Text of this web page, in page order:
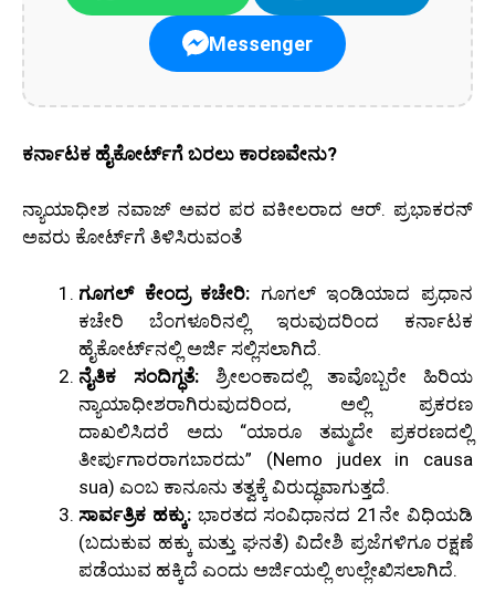
Messenger
ಕರ್ನಾಟಕ ಹೈಕೋರ್ಟ್‌ಗೆ ಬರಲು ಕಾರಣವೇನು?
ನ್ಯಾಯಾಧೀಶ ನವಾಜ್ ಅವರ ಪರ ವಕೀಲರಾದ ಆರ್. ಪ್ರಭಾಕರನ್
ಅವರು ಕೋರ್ಟ್‌ಗೆ ತಿಳಿಸಿರುವಂತೆ
ಗೂಗಲ್ ಕೇಂದ್ರ ಕಚೇರಿ: ಗೂಗಲ್ ಇಂಡಿಯಾದ ಪ್ರಧಾನ
ಕಚೇರಿ ಬೆಂಗಳೂರಿನಲ್ಲಿ ಇರುವುದರಿಂದ ಕರ್ನಾಟಕ
ಹೈಕೋರ್ಟ್‌ನಲ್ಲಿ ಅರ್ಜಿ ಸಲ್ಲಿಸಲಾಗಿದೆ.
ನೈತಿಕ ಸಂದಿಗ್ಧತೆ:ಶ್ರೀಲಂಕಾದಲ್ಲಿ ತಾವೊಬ್ಬರೇ ಹಿರಿಯ
ನ್ಯಾಯಾಧೀಶರಾಗಿರುವುದರಿಂದ, ಅಲ್ಲಿ ಪ್ರಕರಣ
ದಾಖಲಿಸಿದರೆ ಅದು “ಯಾರೂ ತಮ್ಮದೇ ಪ್ರಕರಣದಲ್ಲಿ
ತೀರ್ಪುಗಾರರಾಗಬಾರದು” (Nemo judex in causa
sua) ಎಂಬ ಕಾನೂನು ತತ್ವಕ್ಕೆ ವಿರುದ್ಧವಾಗುತ್ತದೆ.
ಸಾರ್ವತ್ರಿಕ ಹಕ್ಕು:ಭಾರತದ ಸಂವಿಧಾನದ 21ನೇ ವಿಧಿಯಡಿ
(ಬದುಕುವ ಹಕ್ಕು ಮತ್ತು ಘನತೆ) ವಿದೇಶಿ ಪ್ರಜೆಗಳಿಗೂ ರಕ್ಷಣೆ
ಪಡೆಯುವ ಹಕ್ಕಿದೆ ಎಂದು ಅರ್ಜಿಯಲ್ಲಿ ಉಲ್ಲೇಖಿಸಲಾಗಿದೆ.